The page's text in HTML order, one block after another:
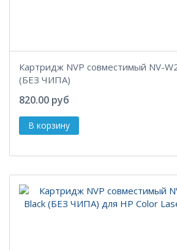
Картридж NVP совместимый NV-
(БЕЗ ЧИПА)
820.00 руб